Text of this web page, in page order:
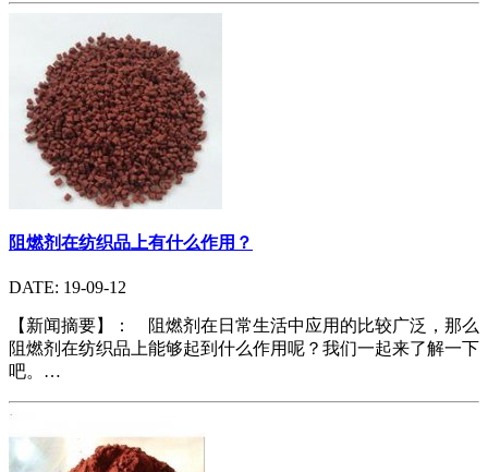
阻燃剂在纺织品上有什么作用？
DATE: 19-09-12
【新闻摘要】： 阻燃剂在日常生活中应用的比较广泛，那么
阻燃剂在纺织品上能够起到什么作用呢？我们一起来了解一下
吧。…